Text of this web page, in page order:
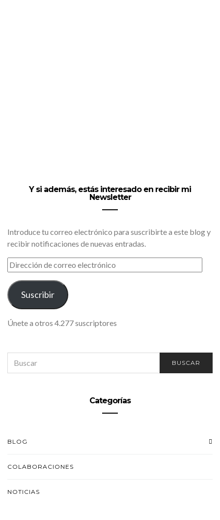
Y si además, estás interesado en recibir mi
Newsletter
Introduce tu correo electrónico para suscribirte a este blog y
recibir notificaciones de nuevas entradas.
DIRECCIÓN
DE
CORREO
ELECTRÓNICO
Suscribir
Únete a otros 4.277 suscriptores
FOR:
BUSCAR
Categorías
BLOG
COLABORACIONES
NOTICIAS